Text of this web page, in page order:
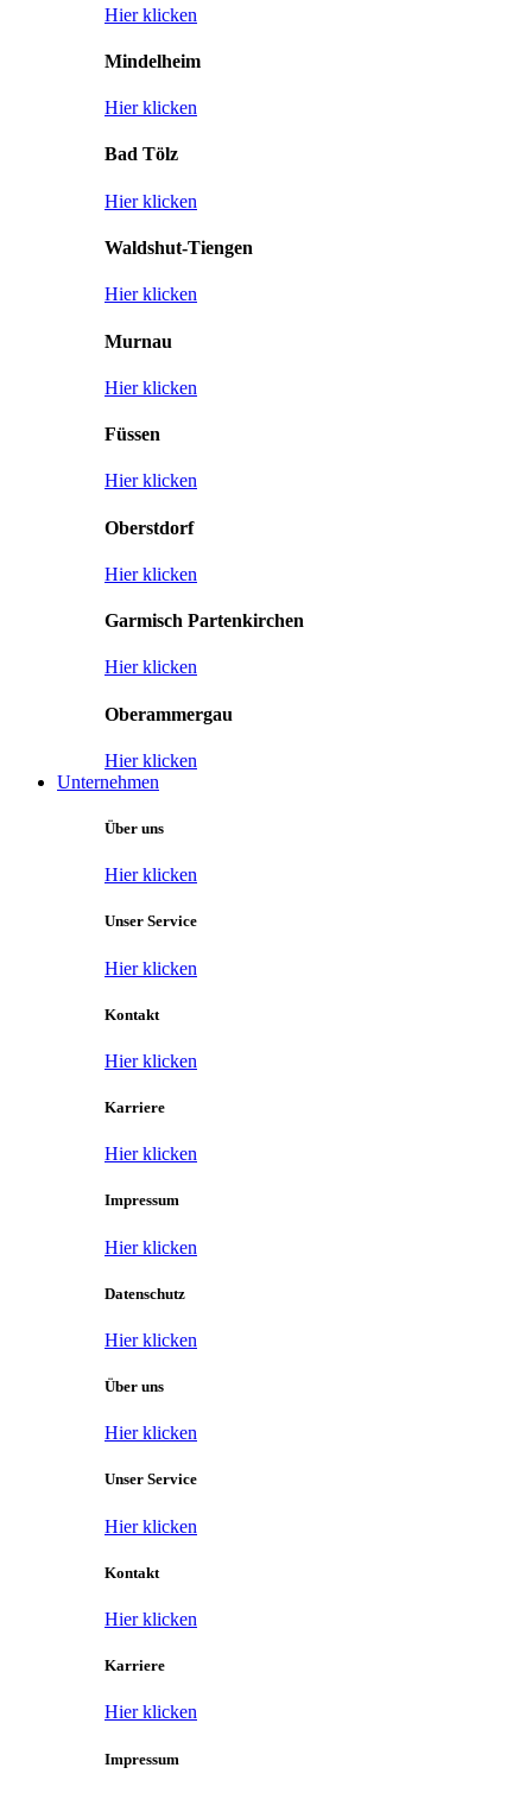
Hier klicken
Mindelheim
Hier klicken
Bad Tölz
Hier klicken
Waldshut-Tiengen
Hier klicken
Murnau
Hier klicken
Füssen
Hier klicken
Oberstdorf
Hier klicken
Garmisch Partenkirchen
Hier klicken
Oberammergau
Hier klicken
Unternehmen
Über uns
Hier klicken
Unser Service
Hier klicken
Kontakt
Hier klicken
Karriere
Hier klicken
Impressum
Hier klicken
Datenschutz
Hier klicken
Über uns
Hier klicken
Unser Service
Hier klicken
Kontakt
Hier klicken
Karriere
Hier klicken
Impressum